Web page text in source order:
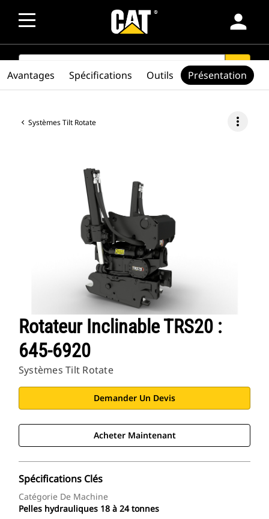
person
SEARCH search
Systèmes Tilt Rotate more_vert
Rotateur Inclinable TRS20 :
645-6920
Systèmes Tilt Rotate
Demander Un Devis
Acheter Maintenant
Spécifications Clés
Catégorie De Machine
Pelles hydrauliques 18 à 24 tonnes
Avantages Spécifications Outils Présentation